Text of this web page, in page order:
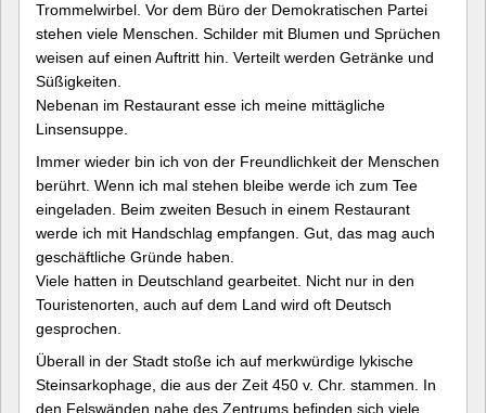
Trommelwirbel. Vor dem Büro der Demokratischen Partei
stehen viele Menschen. Schilder mit Blumen und Sprüchen
weisen auf einen Auftritt hin. Verteilt werden Getränke und
Süßigkeiten.
Nebenan im Restaurant esse ich meine mittägliche
Linsensuppe.
Immer wieder bin ich von der Freundlichkeit der Menschen
berührt. Wenn ich mal stehen bleibe werde ich zum Tee
eingeladen. Beim zweiten Besuch in einem Restaurant
werde ich mit Handschlag empfangen. Gut, das mag auch
geschäftliche Gründe haben.
Viele hatten in Deutschland gearbeitet. Nicht nur in den
Touristenorten, auch auf dem Land wird oft Deutsch
gesprochen.
Überall in der Stadt stoße ich auf merkwürdige lykische
Steinsarkophage, die aus der Zeit 450 v. Chr. stammen. In
den Felswänden nahe des Zentrums befinden sich viele